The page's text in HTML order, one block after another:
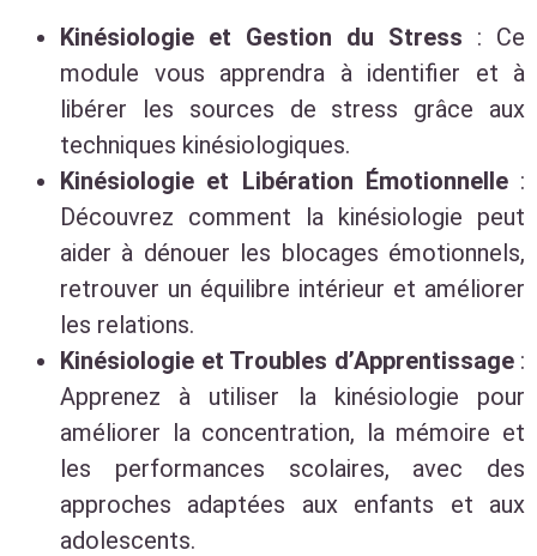
Kinésiologie et Gestion du Stress : Ce
module vous apprendra à identifier et à
libérer les sources de stress grâce aux
techniques kinésiologiques.
Kinésiologie et Libération Émotionnelle:
Découvrez comment la kinésiologie peut
aider à dénouer les blocages émotionnels,
retrouver un équilibre intérieur et améliorer
les relations.
Kinésiologie et Troubles d’Apprentissage:
Apprenez à utiliser la kinésiologie pour
améliorer la concentration, la mémoire et
les performances scolaires, avec des
approches adaptées aux enfants et aux
adolescents.